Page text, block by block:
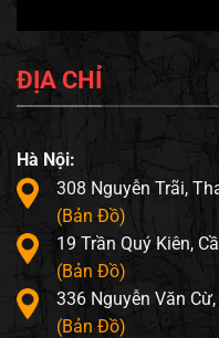
ĐỊA CHỈ
Hà Nội:
308 Nguyễn Trãi,
(Bản Đồ)
19 Trần Quý Kiên,
(Bản Đồ)
336 Nguyễn Văn
(Bản Đồ)